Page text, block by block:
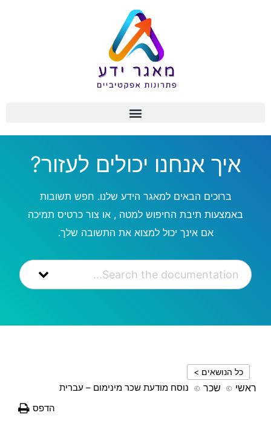
איך אנחנו יכולים לעזור?
ברוכים הבאים למאגר הידע שלנו. חפש תשובות
באמצעות תיבת החיפוש למטה , או צור כרטיס תמיכה
אם אינך יכול למצוא את התשובה שלך.
כל הנושאים >
ראשי שכר
נוסח מודעת שכר מינימום – עברית
הדפס